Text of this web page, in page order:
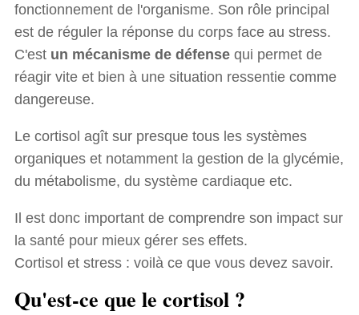
fonctionnement de l'organisme. Son rôle principal
est de réguler la réponse du corps face au stress.
C'est un mécanisme de défensequi permet de
réagir vite et bien à une situation ressentie comme
dangereuse.
Le cortisol agît sur presque tous les systèmes
organiques et notamment la gestion de la glycémie,
du métabolisme, du système cardiaque etc.
Il est donc important de comprendre son impact sur
la santé pour mieux gérer ses effets.
Cortisol et stress : voilà ce que vous devez savoir.
Qu'est-ce que le cortisol ?